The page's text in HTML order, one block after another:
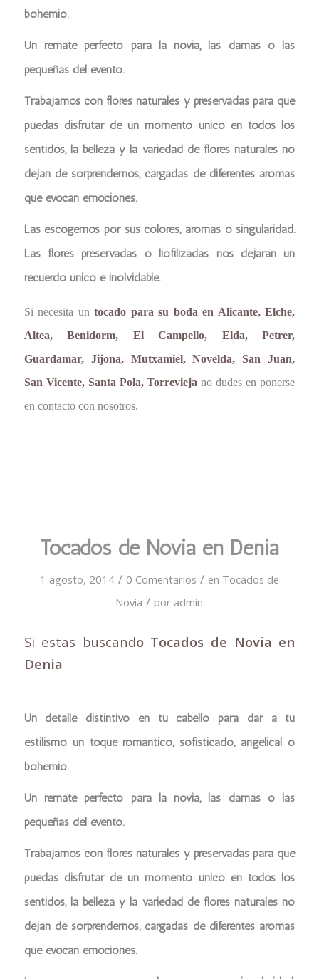
bohemio.
Un remate perfecto para la novia, las damas o las
pequeñas del evento.
Trabajamos con flores naturales y preservadas para que
puedas disfrutar de un momento único en todos los
sentidos, la belleza y la variedad de flores naturales no
dejan de sorprendernos, cargadas de diferentes aromas
que evocan emociones.
Las escogemos por sus colores, aromas o singularidad.
Las flores preservadas o liofilizadas nos dejaran un
recuerdo único e inolvidable.
Si necesita untocado para su boda en Alicante, Elche,
Altea, Benidorm, El Campello, Elda, Petrer,
Guardamar, Jijona, Mutxamiel, Novelda, San Juan,
San Vicente, Santa Pola, Torrevieja no dudes en ponerse
en contacto con nosotros.
Tocados de Novia en Denia
1 agosto, 2014 / 0 Comentarios / en Tocados de
Novia / por admin
Si estas buscando Tocados de Novia en
Denia
Un detalle distintivo en tu cabello para dar a tu
estilismo un toque romántico, sofisticado, angelical o
bohemio.
Un remate perfecto para la novia, las damas o las
pequeñas del evento.
Trabajamos con flores naturales y preservadas para que
puedas disfrutar de un momento único en todos los
sentidos, la belleza y la variedad de flores naturales no
dejan de sorprendernos, cargadas de diferentes aromas
que evocan emociones.